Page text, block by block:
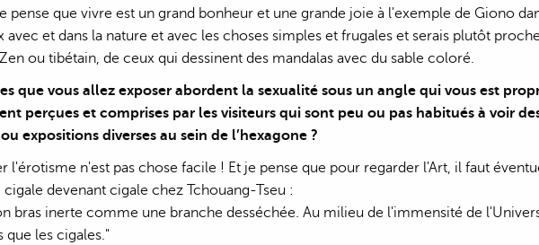
pense que vivre est un grand bonheur et une grande joie à l'exemple de Giono
avec et dans la nature et avec les choses simples et frugales et serais plutôt
ou tibétain, de ceux qui dessinent des mandalas avec du sable coloré.
que vous allez exposer abordent la sexualité sous un angle qui vous est
perçues et comprises par les visiteurs qui sont peu ou pas habitués à voir
expositions diverses au sein de l’hexagone ?
l'érotisme n'est pas chose facile ! Et je pense que pour regarder l'Art, il faut
cigale devenant cigale chez Tchouang-Tseu :
bras inerte comme une branche desséchée. Au milieu de l'immensité de
que les cigales."